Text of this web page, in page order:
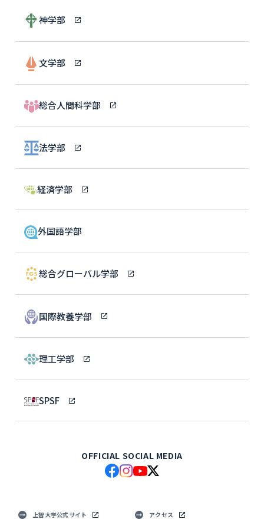
神学部
文学部
総合人間科学部
法学部
経済学部
外国語学部
総合グローバル学部
国際教養学部
理工学部
SPSF
OFFICIAL SOCIAL MEDIA
上智大学公式サイト アクセス